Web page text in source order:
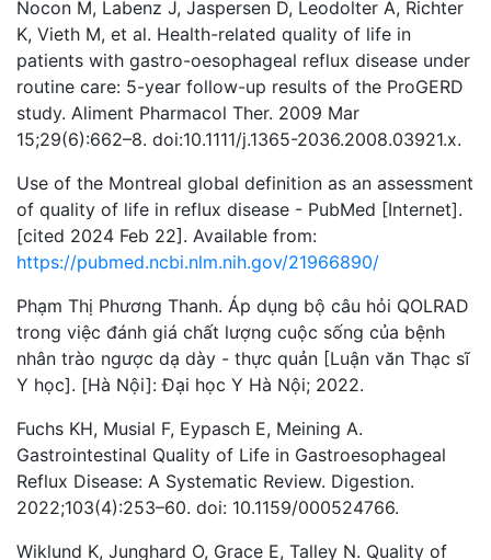
Nocon M, Labenz J, Jaspersen D, Leodolter A, Richter
K, Vieth M, et al. Health-related quality of life in
patients with gastro-oesophageal reflux disease under
routine care: 5-year follow-up results of the ProGERD
study. Aliment Pharmacol Ther. 2009 Mar
15;29(6):662–8. doi:10.1111/j.1365-2036.2008.03921.x.
Use of the Montreal global definition as an assessment
of quality of life in reflux disease - PubMed [Internet].
[cited 2024 Feb 22]. Available from:
https://pubmed.ncbi.nlm.nih.gov/21966890/
Phạm Thị Phương Thanh. Áp dụng bộ câu hỏi QOLRAD
trong việc đánh giá chất lượng cuộc sống của bệnh
nhân trào ngược dạ dày - thực quản [Luận văn Thạc sĩ
Y học]. [Hà Nội]: Đại học Y Hà Nội; 2022.
Fuchs KH, Musial F, Eypasch E, Meining A.
Gastrointestinal Quality of Life in Gastroesophageal
Reflux Disease: A Systematic Review. Digestion.
2022;103(4):253–60. doi: 10.1159/000524766.
Wiklund K, Junghard O, Grace E, Talley N. Quality of